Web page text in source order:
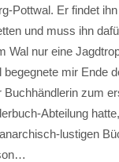
Pottwal. Er findet
und muss ihn
Wal nur eine
mir Ende
Buchhändlerin zum
Abteilung
lustigen